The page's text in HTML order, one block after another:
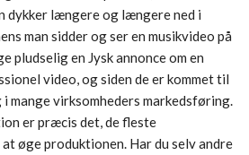
dykker længere og længere ned i
man sidder og ser en musikvideo på
pludselig en Jysk annonce om en
video, og siden de er kommet til
mange virksomheders markedsføring.
er præcis det, de fleste
øge produktionen. Har du selv andre